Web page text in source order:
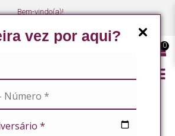
vez por aqui?
Bem-vindo(a)!
0